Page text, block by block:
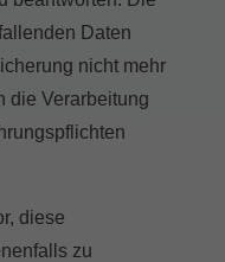
Daten
nicht mehr
die Verarbeitung
diese
zu